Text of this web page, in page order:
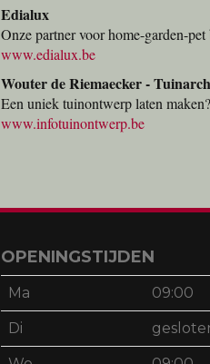
Edialux
Onze partner voor home-garden-
www.edialux.be
Wouter de Riemaecker -
Een uniek tuinontwerp laten maken?
www.infotuinontwerp.be
OPENINGSTIJDEN
Ma 09:00
Di